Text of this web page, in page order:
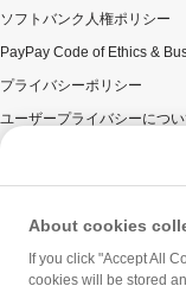
ソフトバンク人権ポリシー
PayPay Code of Ethics &
プライバシーポリシー
ユーザープライバシーにつ
ウェブサイト利用規約
反社会的勢力に対する方針
勧誘方針
About cookies
If you click "Accept All
cookies will be stored